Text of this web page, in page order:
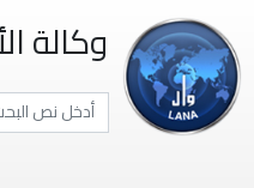
وكالة